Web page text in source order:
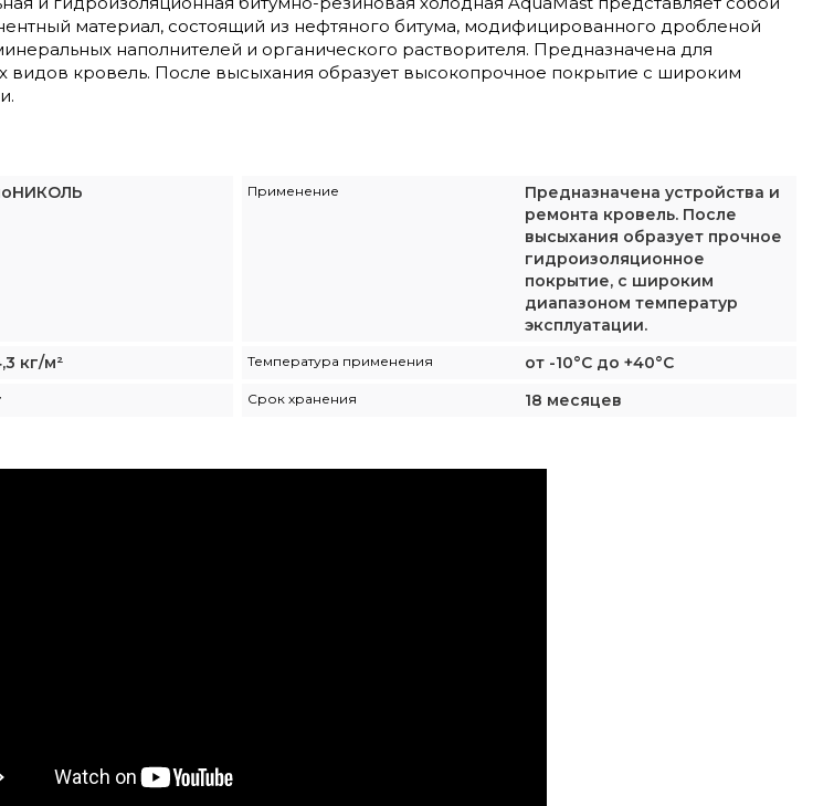
материал, состоящий из нефтяного битума, модифицированного дробленой
наполнителей и органического растворителя. Предназначена для
видов кровель. После высыхания образует высокопрочное покрытие с широким
Применение
Предназначена устройства и
ремонта кровель. После
высыхания образует прочное
гидроизоляционное
покрытие, с широким
диапазоном температур
эксплуатации.
кг/м² Температура применения от -10°С до +40°С
Срок хранения 18 месяцев